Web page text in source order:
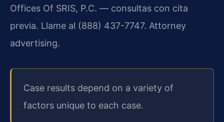
Offices Of SRIS, P.C. — consultas con cita
previa. Llame al (888) 437-7747. Attorney
advertising.
Case results depend on a variety of
factors unique to each case.